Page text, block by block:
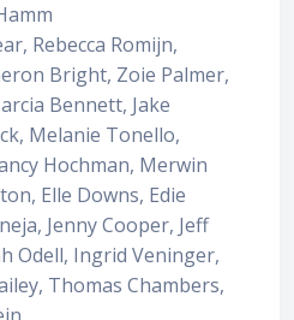
Rebecca Romijn,
Bright, Zoie Palmer,
Bennett, Jake
Melanie Tonello,
Hochman, Merwin
Elle Downs, Edie
Jenny Cooper, Jeff
Odell, Ingrid Veninger,
Thomas Chambers,